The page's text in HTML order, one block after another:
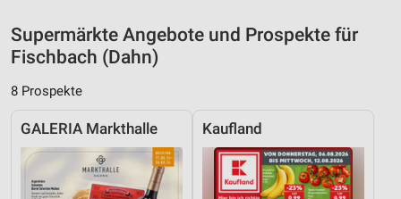
Supermärkte Angebote und Prospekte für
Fischbach (Dahn)
8 Prospekte
GALERIA Markthalle Kaufland
Verwendung von Profilen zur Auswahl
personalisierter Inhalte
Messung der Werbeleistung
Messung der Performance von Inhalten
Analyse von Zielgruppen durch Statistiken oder
Kombinationen von Daten aus verschiedenen
Quellen